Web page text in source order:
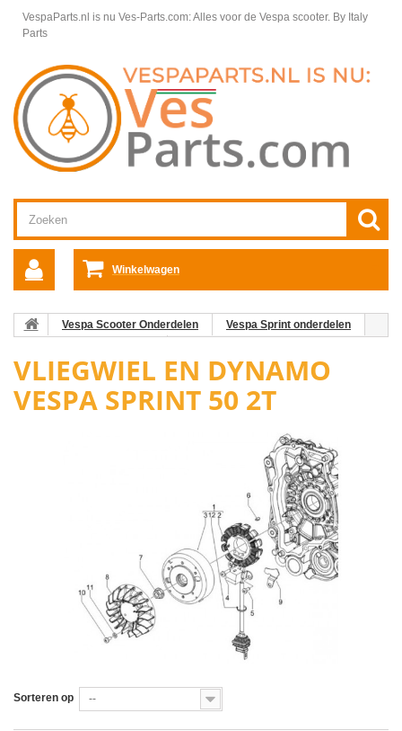
VespaParts.nl is nu Ves-Parts.com: Alles voor de Vespa scooter. By Italy
Parts
Winkelwagen
Vespa Scooter Onderdelen
Vespa Sprint onderdelen
2T
VLIEGWIEL EN DYNAMO
VESPA SPRINT 50 2T
Sorteren op --